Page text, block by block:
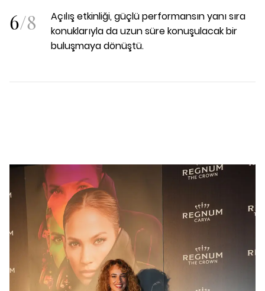
6/8
Açılış etkinliği, güçlü performansın yanı sıra
konuklarıyla da uzun süre konuşulacak bir
buluşmaya dönüştü.